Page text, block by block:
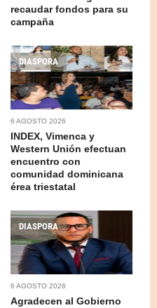
recaudar fondos para su
campaña
DIASPORA
6 AGOSTO 2026
INDEX, Vimenca y
Western Unión efectuan
encuentro con
comunidad dominicana
érea triestatal
DIASPORA
6 AGOSTO 2026
Agradecen al Gobierno